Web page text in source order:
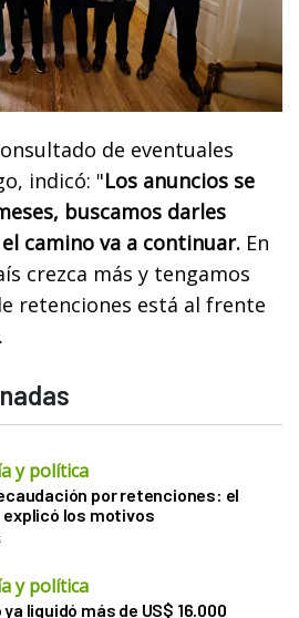
de eventuales
indicó: "Los anuncios se
buscamos darles
camino va a continuar. En
crezca más y tengamos
retenciones está al frente
y política
por retenciones: el
explicó los motivos
y política
ya liquidó más de US$ 16.000